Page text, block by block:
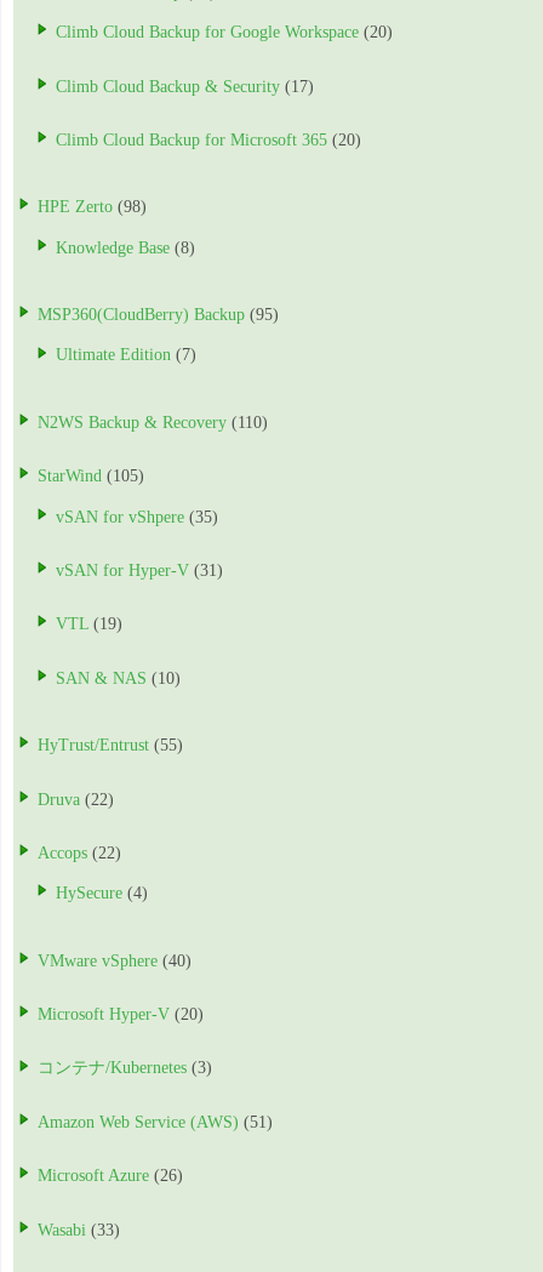
Climb Cloud Backup for Google Workspace (20)
Climb Cloud Backup & Security (17)
Climb Cloud Backup for Microsoft 365 (20)
HPE Zerto (98)
Knowledge Base (8)
MSP360(CloudBerry) Backup (95)
Ultimate Edition (7)
N2WS Backup & Recovery (110)
StarWind (105)
vSAN for vShpere (35)
vSAN for Hyper-V (31)
VTL (19)
SAN & NAS (10)
HyTrust/Entrust (55)
Druva (22)
Accops (22)
HySecure (4)
VMware vSphere (40)
Microsoft Hyper-V (20)
コンテナ/Kubernetes (3)
Amazon Web Service (AWS) (51)
Microsoft Azure (26)
Wasabi (33)